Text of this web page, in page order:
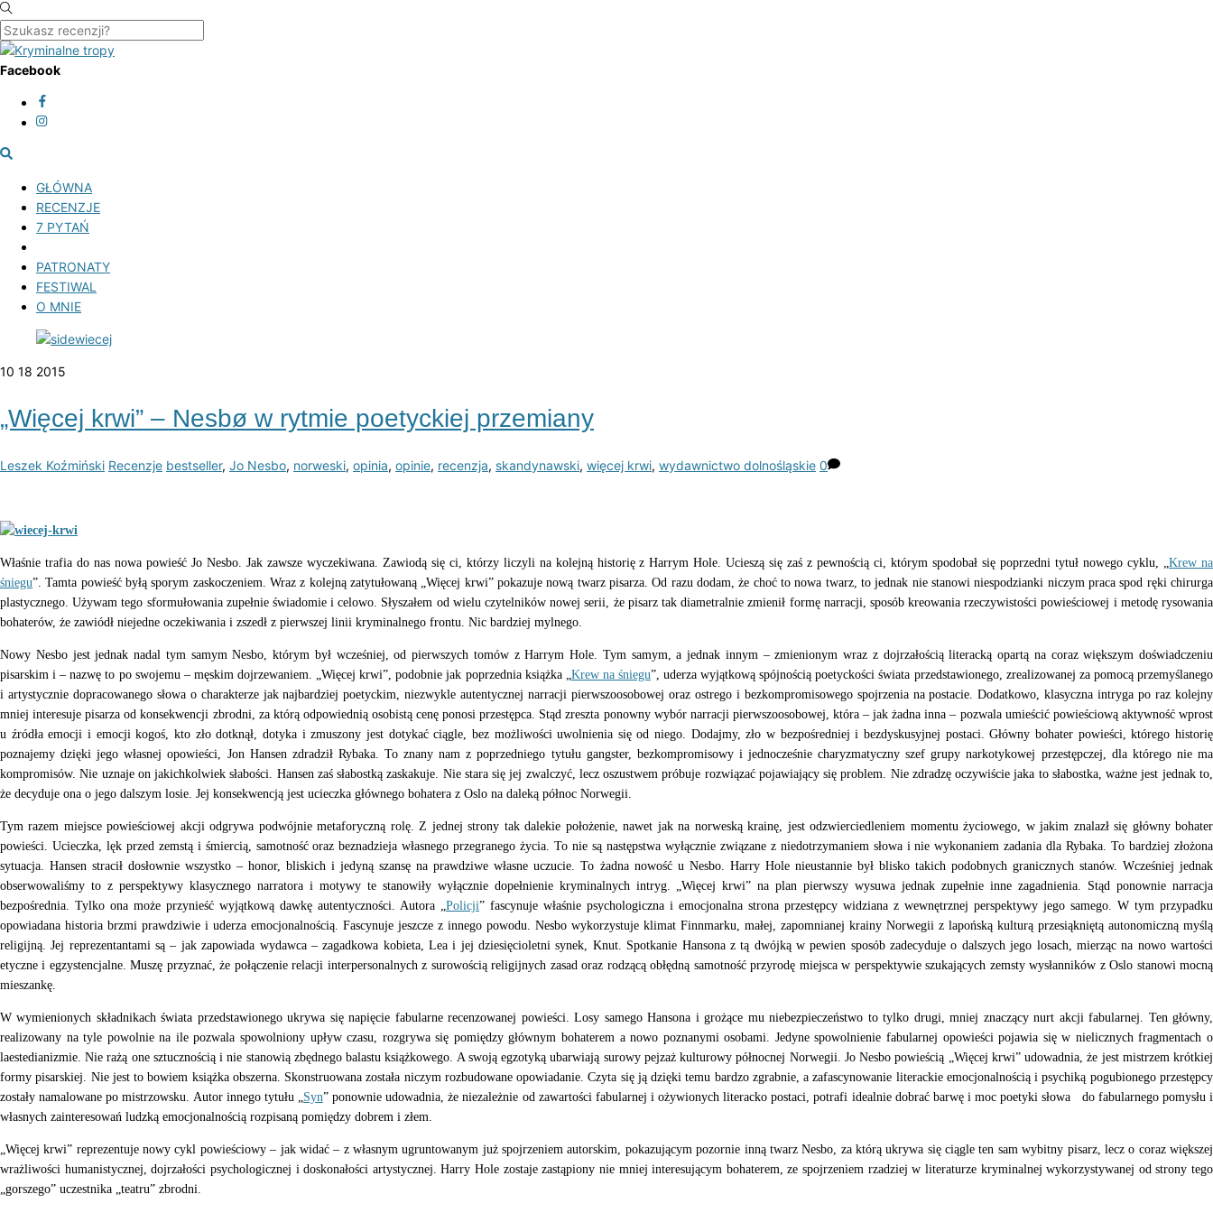
Skip
to
content
Menu
Facebook
Szukasz
GŁÓWNA
RECENZJE
7 PYTAŃ
PATRONATY
FESTIWAL
O MNIE
10 18 2015
„Więcej krwi” – Nesbø w rytmie poetyckiej przemiany
Leszek Koźmiński Recenzje bestseller, Jo Nesbo, norweski, opinia, opinie, recenzja, skandynawski, więcej krwi, wydawnictwo dolnośląskie 0
Właśnie trafia do nas nowa powieść Jo Nesbo. Jak zawsze wyczekiwana. Zawiodą się ci, którzy liczyli na kolejną historię z Harrym Hole. Ucieszą się zaś z pewnością ci, którym spodobał się poprzedni tytuł nowego cyklu, „Krew na
śniegu”. Tamta powieść byłą sporym zaskoczeniem. Wraz z kolejną zatytułowaną „Więcej krwi” pokazuje nową twarz pisarza. Od razu dodam, że choć to nowa twarz, to jednak nie stanowi niespodzianki niczym praca spod ręki chirurga
plastycznego. Używam tego sformułowania zupełnie świadomie i celowo. Słyszałem od wielu czytelników nowej serii, że pisarz tak diametralnie zmienił formę narracji, sposób kreowania rzeczywistości powieściowej i metodę rysowania
bohaterów, że zawiódł niejedne oczekiwania i zszedł z pierwszej linii kryminalnego frontu. Nic bardziej mylnego.
Nowy Nesbo jest jednak nadal tym samym Nesbo, którym był wcześniej, od pierwszych tomów z Harrym Hole. Tym samym, a jednak innym – zmienionym wraz z dojrzałością literacką opartą na coraz większym doświadczeniu
pisarskim i – nazwę to po swojemu – męskim dojrzewaniem. „Więcej krwi”, podobnie jak poprzednia książka „ Krew na śniegu”, uderza wyjątkową spójnością poetyckości świata przedstawionego, zrealizowanej za pomocą przemyślanego
i artystycznie dopracowanego słowa o charakterze jak najbardziej poetyckim, niezwykle autentycznej narracji pierwszoosobowej oraz ostrego i bezkompromisowego spojrzenia na postacie. Dodatkowo, klasyczna intryga po raz kolejny
mniej interesuje pisarza od konsekwencji zbrodni, za którą odpowiednią osobistą cenę ponosi przestępca. Stąd zreszta ponowny wybór narracji pierwszoosobowej, która – jak żadna inna – pozwala umieścić powieściową aktywność wprost
u źródła emocji i emocji kogoś, kto zło dotknął, dotyka i zmuszony jest dotykać ciągle, bez możliwości uwolnienia się od niego. Dodajmy, zło w bezpośredniej i bezdyskusyjnej postaci. Główny bohater powieści, którego historię
poznajemy dzięki jego własnej opowieści, Jon Hansen zdradził Rybaka. To znany nam z poprzedniego tytułu gangster, bezkompromisowy i jednocześnie charyzmatyczny szef grupy narkotykowej przestępczej, dla którego nie ma
kompromisów. Nie uznaje on jakichkolwiek słabości. Hansen zaś słabostką zaskakuje. Nie stara się jej zwalczyć, lecz oszustwem próbuje rozwiązać pojawiający się problem. Nie zdradzę oczywiście jaka to słabostka, ważne jest jednak to,
że decyduje ona o jego dalszym losie. Jej konsekwencją jest ucieczka głównego bohatera z Oslo na daleką północ Norwegii.
Tym razem miejsce powieściowej akcji odgrywa podwójnie metaforyczną rolę. Z jednej strony tak dalekie położenie, nawet jak na norweską krainę, jest odzwierciedleniem momentu życiowego, w jakim znalazł się główny bohater
powieści. Ucieczka, lęk przed zemstą i śmiercią, samotność oraz beznadzieja własnego przegranego życia. To nie są następstwa wyłącznie związane z niedotrzymaniem słowa i nie wykonaniem zadania dla Rybaka. To bardziej złożona
sytuacja. Hansen stracił dosłownie wszystko – honor, bliskich i jedyną szansę na prawdziwe własne uczucie. To żadna nowość u Nesbo. Harry Hole nieustannie był blisko takich podobnych granicznych stanów. Wcześniej jednak
obserwowaliśmy to z perspektywy klasycznego narratora i motywy te stanowiły wyłącznie dopełnienie kryminalnych intryg. „Więcej krwi” na plan pierwszy wysuwa jednak zupełnie inne zagadnienia. Stąd ponownie narracja
bezpośrednia. Tylko ona może przynieść wyjątkową dawkę autentyczności. Autora „ Policji” fascynuje właśnie psychologiczna i emocjonalna strona przestępcy widziana z wewnętrznej perspektywy jego samego. W tym przypadku
opowiadana historia brzmi prawdziwie i uderza emocjonalnością. Fascynuje jeszcze z innego powodu. Nesbo wykorzystuje klimat Finnmarku, małej, zapomnianej krainy Norwegii z lapońską kulturą przesiąkniętą autonomiczną myślą
religijną. Jej reprezentantami są – jak zapowiada wydawca – zagadkowa kobieta, Lea i jej dziesięcioletni synek, Knut. Spotkanie Hansona z tą dwójką w pewien sposób zadecyduje o dalszych jego losach, mierząc na nowo wartości
etyczne i egzystencjalne. Muszę przyznać, że połączenie relacji interpersonalnych z surowością religijnych zasad oraz rodzącą obłędną samotność przyrodę miejsca w perspektywie szukających zemsty wysłanników z Oslo stanowi mocną
mieszankę.
W wymienionych składnikach świata przedstawionego ukrywa się napięcie fabularne recenzowanej powieści. Losy samego Hansona i grożące mu niebezpieczeństwo to tylko drugi, mniej znaczący nurt akcji fabularnej. Ten główny,
realizowany na tyle powolnie na ile pozwala spowolniony upływ czasu, rozgrywa się pomiędzy głównym bohaterem a nowo poznanymi osobami. Jedyne spowolnienie fabularnej opowieści pojawia się w nielicznych fragmentach o
laestedianizmie. Nie rażą one sztucznością i nie stanowią zbędnego balastu książkowego. A swoją egzotyką ubarwiają surowy pejzaż kulturowy północnej Norwegii. Jo Nesbo powieścią „Więcej krwi” udowadnia, że jest mistrzem krótkiej
formy pisarskiej. Nie jest to bowiem książka obszerna. Skonstruowana została niczym rozbudowane opowiadanie. Czyta się ją dzięki temu bardzo zgrabnie, a zafascynowanie literackie emocjonalnością i psychiką pogubionego przestępcy
zostały namalowane po mistrzowsku. Autor innego tytułu „ Syn” ponownie udowadnia, że niezależnie od zawartości fabularnej i ożywionych literacko postaci, potrafi idealnie dobrać barwę i moc poetyki słowa do fabularnego pomysłu i
własnych zainteresowań ludzką emocjonalnością rozpisaną pomiędzy dobrem i złem.
„Więcej krwi” reprezentuje nowy cykl powieściowy – jak widać – z własnym ugruntowanym już spojrzeniem autorskim, pokazującym pozornie inną twarz Nesbo, za którą ukrywa się ciągle ten sam wybitny pisarz, lecz o coraz większej
wrażliwości humanistycznej, dojrzałości psychologicznej i doskonałości artystycznej. Harry Hole zostaje zastąpiony nie mniej interesującym bohaterem, ze spojrzeniem rzadziej w literaturze kryminalnej wykorzystywanej od strony tego
„gorszego” uczestnika „teatru” zbrodni.